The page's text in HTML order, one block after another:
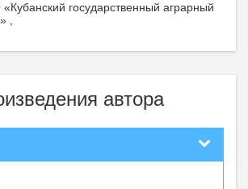
государственный аграрный
,
автора